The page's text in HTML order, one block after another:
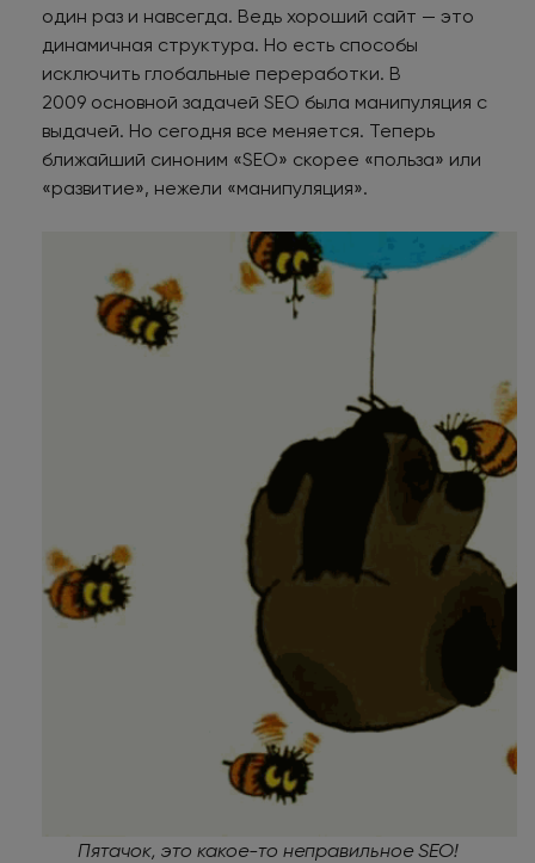
один раз и навсегда. Ведь хороший сайт — это
динамичная структура. Но есть способы
исключить глобальные переработки. В
2009 основной задачей SEO была манипуляция с
выдачей. Но сегодня все меняется. Теперь
ближайший синоним «SEO» скорее «польза» или
«развитие», нежели «манипуляция».
Пятачок, это какое-то неправильное SEO!